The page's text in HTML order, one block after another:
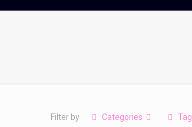
Filter by Categories